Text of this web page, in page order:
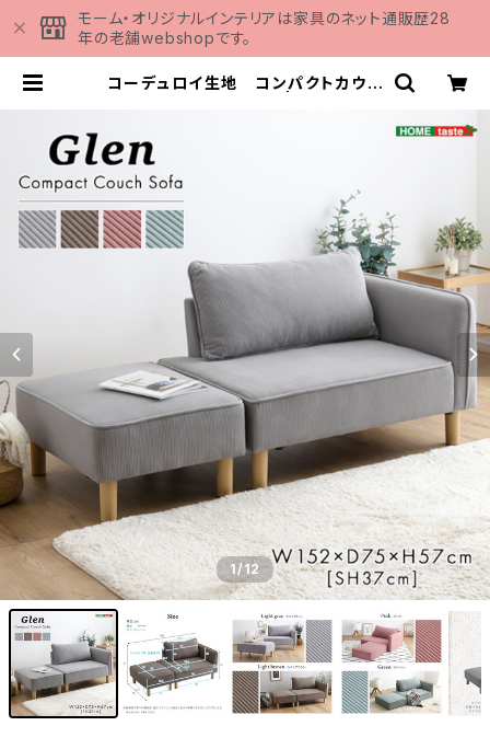
モーム・オリジナルインテリアは家具のネット通販歴28
年の老舗webshopです。
コーデュロイ生地 コンパクトカウチ
1/12